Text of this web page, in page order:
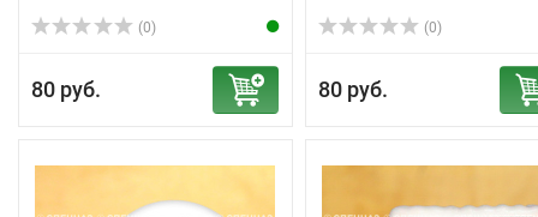
(0)
80 руб.
(0)
80 руб.